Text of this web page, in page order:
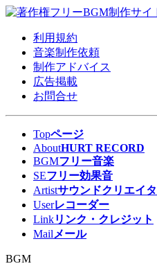
利用規約
音楽制作依頼
制作アドバイス
広告掲載
お問合せ
Topページ
AboutHURT RECORD
BGMフリー音楽
SEフリー効果音
Artistサウンドクリエイ
Userレコーダー
Linkリンク・クレジット
Mail メール
BGM